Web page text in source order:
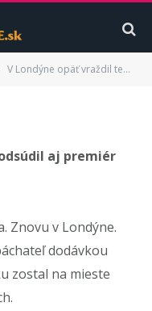
V Londýne opäť vraždil terorista. Niektorí Slováci na internete útok schvaľujú!
2017 UPDATED: 15.
4 MINS READ
aj premiér
Znovu v Londýne.
dodávkou
zostal na mieste